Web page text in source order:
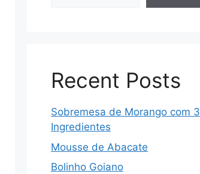
Recent Posts
Sobremesa de Morango com 3
Ingredientes
Mousse de Abacate
Bolinho Goiano